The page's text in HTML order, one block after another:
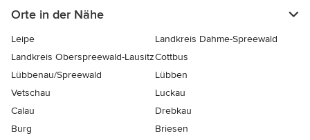
Orte in der Nähe
Leipe
Landkreis Dahme-Spreewald
Landkreis Oberspreewald-LausitzCottbus
Lübbenau/Spreewald
Lübben
Vetschau
Luckau
Calau
Drebkau
Burg
Briesen